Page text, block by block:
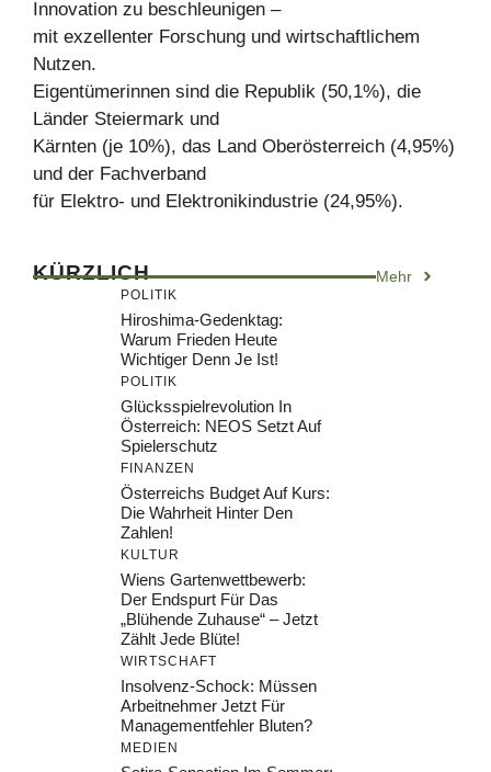
Innovation zu beschleunigen –
mit exzellenter Forschung und wirtschaftlichem
Nutzen.
Eigentümerinnen sind die Republik (50,1%), die
Länder Steiermark und
Kärnten (je 10%), das Land Oberösterreich (4,95%)
und der Fachverband
für Elektro- und Elektronikindustrie (24,95%).
KÜRZLICH Mehr
POLITIK
Hiroshima-Gedenktag:
Warum Frieden Heute
Wichtiger Denn Je Ist!
POLITIK
Glücksspielrevolution In
Österreich: NEOS Setzt Auf
Spielerschutz
FINANZEN
Österreichs Budget Auf Kurs:
Die Wahrheit Hinter Den
Zahlen!
KULTUR
Wiens Gartenwettbewerb:
Der Endspurt Für Das
„Blühende Zuhause“ – Jetzt
Zählt Jede Blüte!
WIRTSCHAFT
Insolvenz-Schock: Müssen
Arbeitnehmer Jetzt Für
Managementfehler Bluten?
MEDIEN